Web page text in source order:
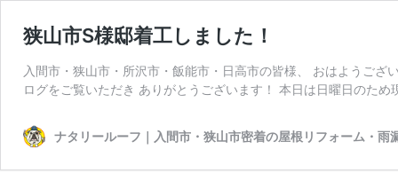
狭山市S様邸着工しました！
入間市・狭山市・所沢市・飯能市・日高市の皆様、 おはようご
ログをご覧いただき ありがとうございます！ 本日は日曜日のた
ナタリールーフ｜入間市・狭山市密着の屋根リフォーム・雨